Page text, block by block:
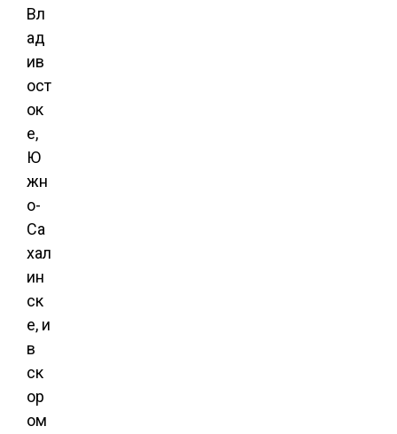
Вл
ад
ив
ост
ок
е,
Ю
жн
о-
Са
хал
ин
ск
е, и
в
ск
ор
ом